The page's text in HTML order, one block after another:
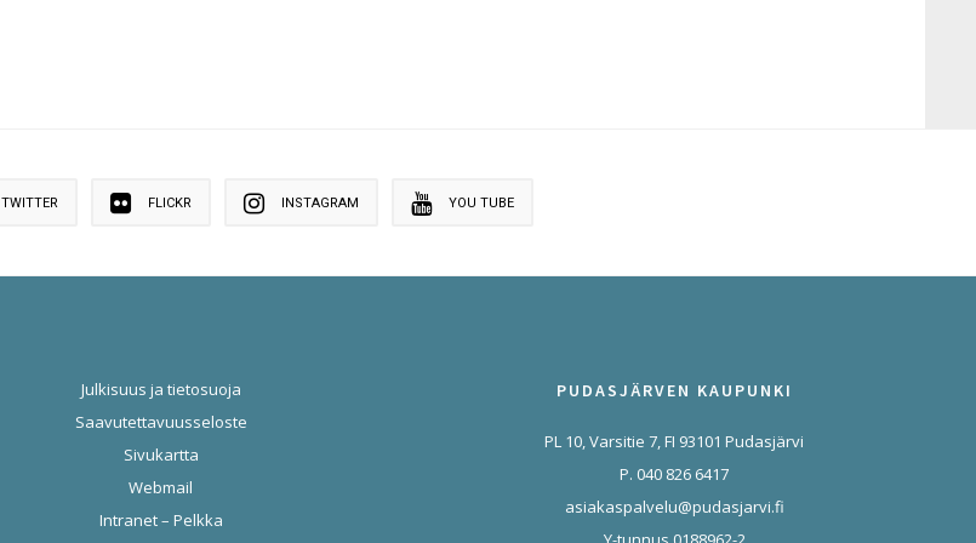
TWITTER FLICKR INSTAGRAM YOU TUBE
Julkisuus ja tietosuoja
Saavutettavuusseloste
Sivukartta
Webmail
Intranet – Pelkka
PUDASJÄRVEN KAUPUNKI
PL 10, Varsitie 7, FI 93101 Pudasjärvi
P. 040 826 6417
asiakaspalvelu@pudasjarvi.fi